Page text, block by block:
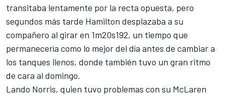
transitaba lentamente por la recta opuesta, pero
segundos más tarde Hamilton desplazaba a su
compañero al girar en 1m20s192, un tiempo que
permanecería como lo mejor del día antes de cambiar a
los tanques llenos, donde también tuvo un gran ritmo
de cara al domingo.
Lando Norris, quien tuvo problemas con su McLaren